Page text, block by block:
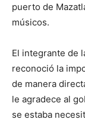
puerto de
músicos.
El integrante de
reconoció la
de manera
le agradece al
se estaba